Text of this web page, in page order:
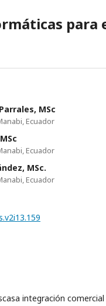
para
MSc
Ecuador
Ecuador
MSc.
Ecuador
integración